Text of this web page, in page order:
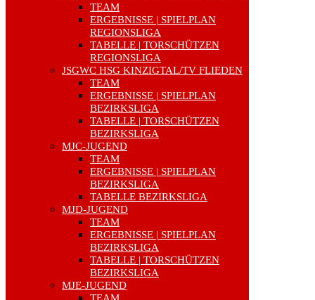
TEAM
ERGEBNISSE | SPIELPLAN
REGIONSLIGA
TABELLE | TORSCHÜTZEN
REGIONSLIGA
JSGWC HSG KINZIGTAL/TV FLIEDEN
TEAM
ERGEBNISSE | SPIELPLAN
BEZIRKSLIGA
TABELLE | TORSCHÜTZEN
BEZIRKSLIGA
MJC-JUGEND
TEAM
ERGEBNISSE | SPIELPLAN
BEZIRKSLIGA
TABELLE BEZIRKSLIGA
MJD-JUGEND
TEAM
ERGEBNISSE | SPIELPLAN
BEZIRKSLIGA
TABELLE | TORSCHÜTZEN
BEZIRKSLIGA
MJE-JUGEND
TEAM